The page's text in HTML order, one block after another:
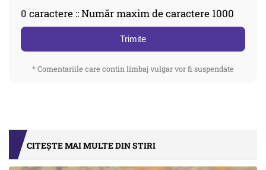
0 caractere :: Număr maxim de caractere 1000
Trimite
* Comentariile care contin limbaj vulgar vor fi suspendate
CITEȘTE MAI MULTE DIN STIRI